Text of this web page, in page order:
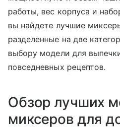
работы, вес корпуса и
вы найдете лучшие
разделенные на две
выбору модели для
повседневных рецептов.
Обзор лучших
миксеров для